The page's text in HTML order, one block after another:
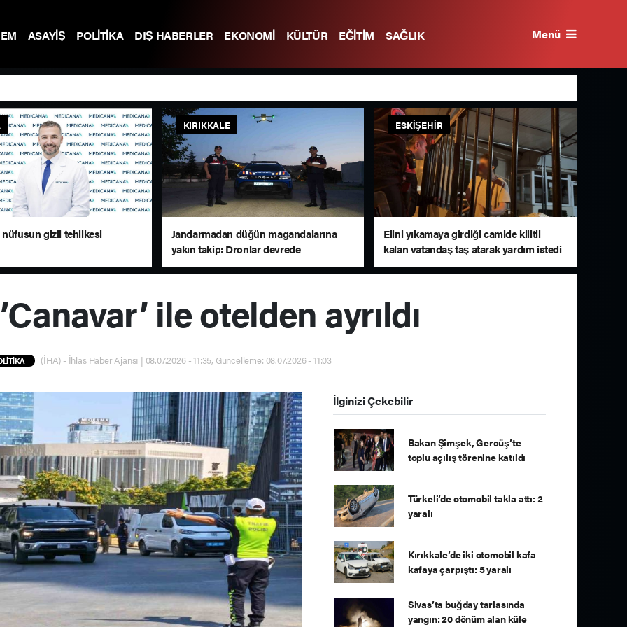
ASAYİŞ POLİTİKA DIŞ HABERLER EKONOMİ KÜLTÜR EĞİTİM SAĞLIK Menü
nüfusun gizli tehlikesi
KIRIKKALE
Jandarmadan düğün magandalarına
yakın takip: Dronlar devrede
ESKIŞEHIR
Elini yıkamaya girdiği camide kilitli
kalan vatandaş taş atarak yardım istedi
ile otelden ayrıldı
(İHA) - İhlas Haber Ajansı | 08.07.2026 - 11:35, Güncelleme: 08.07.2026 - 11:03
İlginizi Çekebilir
Bakan Şimşek, Gercüş’te
toplu açılış törenine katıldı
Türkeli’de otomobil takla attı: 2
yaralı
Kırıkkale’de iki otomobil kafa
kafaya çarpıştı: 5 yaralı
Sivas’ta buğday tarlasında
yangın: 20 dönüm alan küle